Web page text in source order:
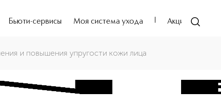
Бьюти-сервисы Моя система ухода Акции
и повышения упругости кожи лица